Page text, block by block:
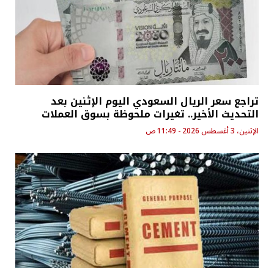
تراجع سعر الريال السعودي اليوم الإثنين بعد
التحديث الأخير.. تغيرات ملحوظة بسوق العملات
الإثنين، 3 أغسطس 2026 - 11:49 ص